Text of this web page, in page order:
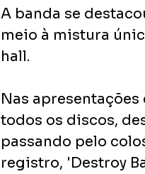
A banda se
meio à mistura
hall.
Nas apresentações
todos os discos,
passando pelo
registro, 'Destroy